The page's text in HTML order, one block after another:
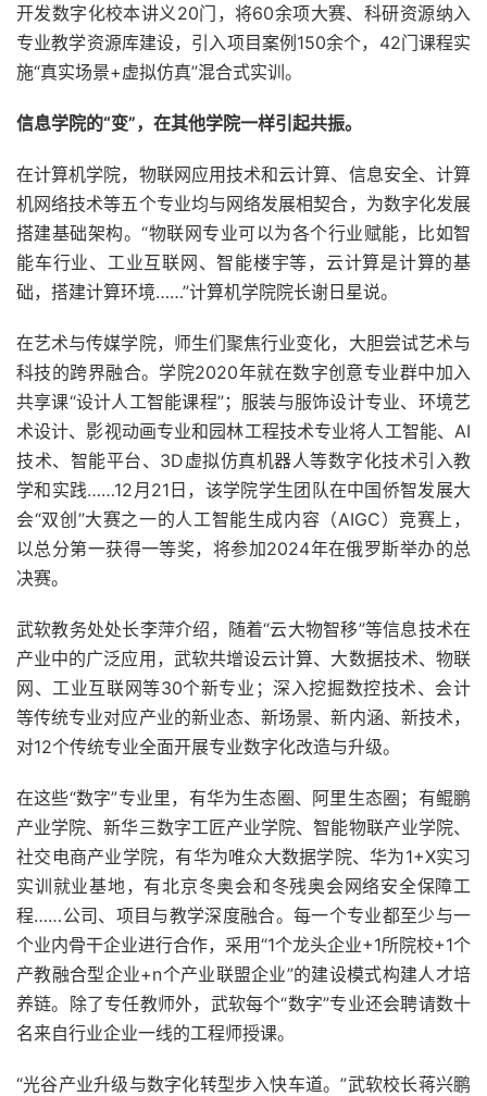
开发数字化校本讲义20门，将60余项大赛、科研资源纳入
专业教学资源库建设，引入项目案例150余个，42门课程实
施“真实场景+虚拟仿真”混合式实训。
信息学院的“变”，在其他学院一样引起共振。
在计算机学院，物联网应用技术和云计算、信息安全、计算
机网络技术等五个专业均与网络发展相契合，为数字化发展
搭建基础架构。“物联网专业可以为各个行业赋能，比如智
能车行业、工业互联网、智能楼宇等，云计算是计算的基
础，搭建计算环境……”计算机学院院长谢日星说。
在艺术与传媒学院，师生们聚焦行业变化，大胆尝试艺术与
科技的跨界融合。学院2020年就在数字创意专业群中加入
共享课“设计人工智能课程”；服装与服饰设计专业、环境艺
术设计、影视动画专业和园林工程技术专业将人工智能、AI
技术、智能平台、3D虚拟仿真机器人等数字化技术引入教
学和实践……12月21日，该学院学生团队在中国侨智发展大
会“双创”大赛之一的人工智能生成内容（AIGC）竞赛上，
以总分第一获得一等奖，将参加2024年在俄罗斯举办的总
决赛。
武软教务处处长李萍介绍，随着“云大物智移”等信息技术在
产业中的广泛应用，武软共增设云计算、大数据技术、物联
网、工业互联网等30个新专业；深入挖掘数控技术、会计
等传统专业对应产业的新业态、新场景、新内涵、新技术，
对12个传统专业全面开展专业数字化改造与升级。
在这些“数字”专业里，有华为生态圈、阿里生态圈；有鲲鹏
产业学院、新华三数字工匠产业学院、智能物联产业学院、
社交电商产业学院，有华为唯众大数据学院、华为1+X实习
实训就业基地，有北京冬奥会和冬残奥会网络安全保障工
程……公司、项目与教学深度融合。每一个专业都至少与一
个业内骨干企业进行合作，采用“1个龙头企业+1所院校+1个
产教融合型企业+n个产业联盟企业”的建设模式构建人才培
养链。除了专任教师外，武软每个“数字”专业还会聘请数十
名来自行业企业一线的工程师授课。
“光谷产业升级与数字化转型步入快车道。”武软校长蒋兴鹏